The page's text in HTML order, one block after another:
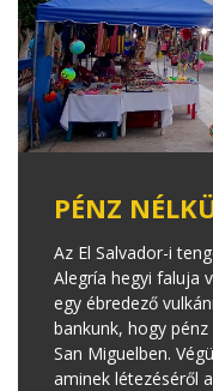
PÉNZ
Az El Salvador-i
Alegría hegyi faluja
egy ébredező
bankunk, hogy
San Miguelben.
aminek létezéséről